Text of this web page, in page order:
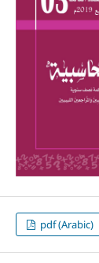
pdf (Arabic)